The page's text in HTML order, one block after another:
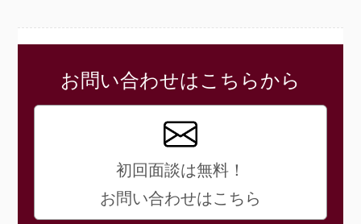
お問い合わせはこちらから
初回面談は無料！
お問い合わせはこちら